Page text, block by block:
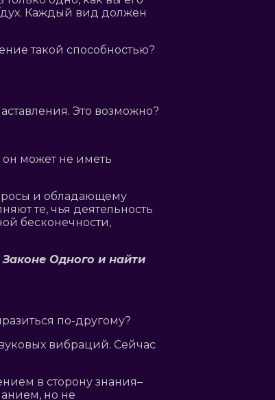
дух. Каждый вид должен
такой способностью?
Это возможно?
может не иметь
и обладающему
те, чья деятельность
бесконечности,
Одного и найти
по-другому?
вибраций. Сейчас
в сторону знания–
но не